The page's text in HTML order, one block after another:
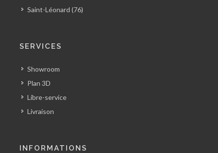
Saint-Léonard (76)
SERVICES
Showroom
Plan 3D
Libre-service
Livraison
INFORMATIONS